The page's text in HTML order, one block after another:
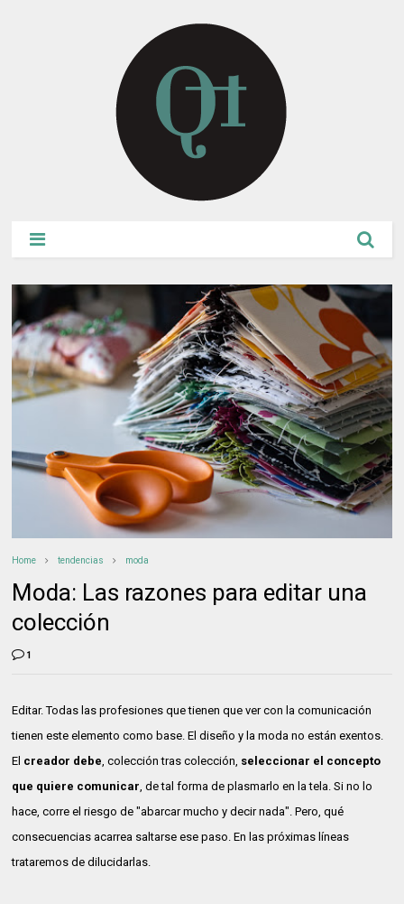
Home tendencias moda
Moda: Las razones para editar una
colección
1
Editar. Todas las profesiones que tienen que ver con la comunicación
tienen este elemento como base. El diseño y la moda no están exentos.
El creador debe, colección tras colección, seleccionar el concepto
que quiere comunicar, de tal forma de plasmarlo en la tela. Si no lo
hace, corre el riesgo de "abarcar mucho y decir nada". Pero, qué
consecuencias acarrea saltarse ese paso. En las próximas líneas
trataremos de dilucidarlas.